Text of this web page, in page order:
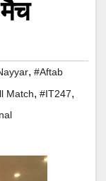
, #Aftab
Match, #IT247,